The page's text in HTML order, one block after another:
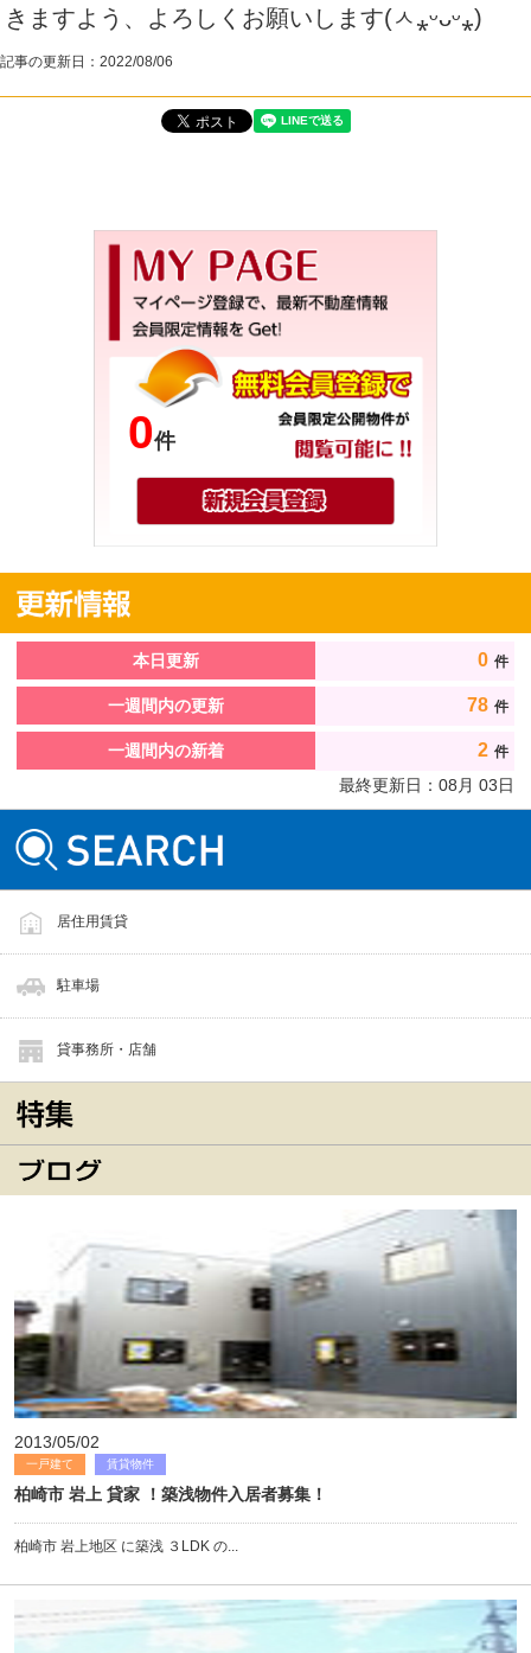
きますよう、よろしくお願いします(ㅅ⁎ᵕᴗᵕ⁎)
記事の更新日： 2022/08/06
0件
本日更新 0 件
一週間内の更新 78 件
一週間内の新着 2 件
最終更新日： 08月 03日
居住用賃貸
駐車場
貸事務所・店舗
2013/05/02
一戸建て 賃貸物件
柏崎市 岩上 貸家 ！築浅物件入居者募集！
柏崎市 岩上地区 に築浅 ３LDK の...